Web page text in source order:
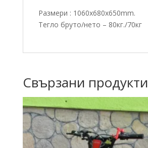
Размери : 1060x680x650mm.
Тегло бруто/нето – 80кг./70кг
Свързани продукти